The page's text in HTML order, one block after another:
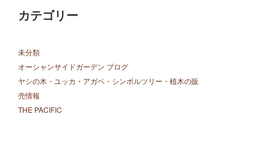
カテゴリー
未分類
オーシャンサイドガーデン ブログ
ヤシの木・ユッカ・アガベ・シンボルツリー・植木の販
売情報
THE PACIFIC